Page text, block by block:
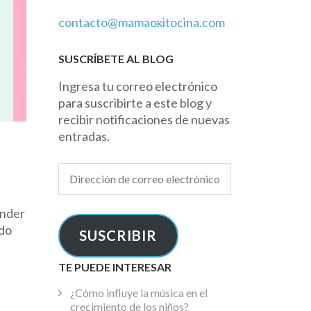
contacto@mamaoxitocina.com
SUSCRÍBETE AL BLOG
Ingresa tu correo electrónico
para suscribirte a este blog y
recibir notificaciones de nuevas
entradas.
de
electrónico
SUSCRIBIR
TE PUEDE INTERESAR
¿Cómo influye la música en el
crecimiento de los niños?